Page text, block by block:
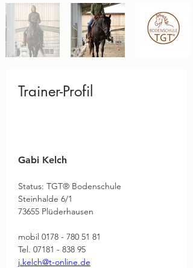
Trainer-Profil
Gabi Kelch
Status: TGT® Bodenschule
Steinhalde 6/1
73655 Plüderhausen
mobil 0178 - 780 51 81
Tel. 07181 - 838 95
j.kelch@t-online.de